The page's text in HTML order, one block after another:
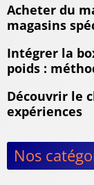
Acheter du
magasins
Intégrer la
poids :
Découvrir le
expériences
Nos